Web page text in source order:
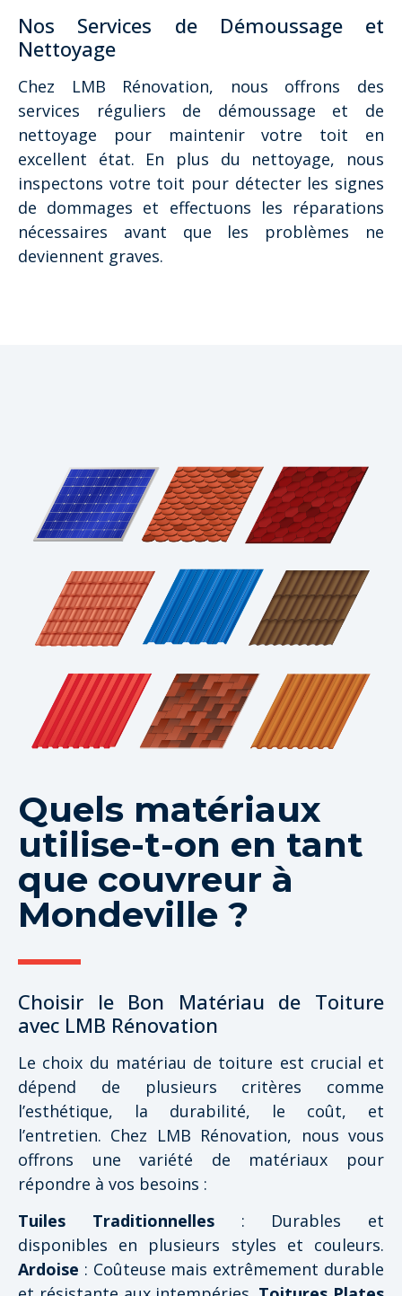
Nos Services de Démoussage et
Nettoyage
Chez LMB Rénovation, nous offrons des
services réguliers de démoussage et de
nettoyage pour maintenir votre toit en
excellent état. En plus du nettoyage, nous
inspectons votre toit pour détecter les signes
de dommages et effectuons les réparations
nécessaires avant que les problèmes ne
deviennent graves.
Quels matériaux
utilise-t-on en tant
que couvreur à
Mondeville ?
Choisir le Bon Matériau de Toiture
avec LMB Rénovation
Le choix du matériau de toiture est crucial et
dépend de plusieurs critères comme
l’esthétique, la durabilité, le coût, et
l’entretien. Chez LMB Rénovation, nous vous
offrons une variété de matériaux pour
répondre à vos besoins :
Tuiles Traditionnelles: Durables et
disponibles en plusieurs styles et couleurs.
Ardoise : Coûteuse mais extrêmement durable